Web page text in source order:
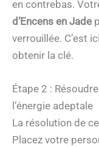
en contrebas.
d’Encens en Jade
verrouillée. C’est
obtenir la clé.
Étape 2 :
l’énergie adeptale
La résolution de
Placez votre